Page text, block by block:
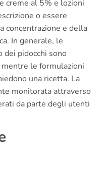
creme al 5% e lozioni
o essere
concentrazione e della
In generale, le
pidocchi sono
le formulazioni
una ricetta. La
monitorata attraverso
da parte degli utenti